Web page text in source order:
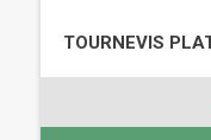
TOURNEVIS